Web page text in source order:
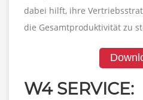
dabei hilft, ihre
die Gesamtproduktivität zu
W4 SERVICE: